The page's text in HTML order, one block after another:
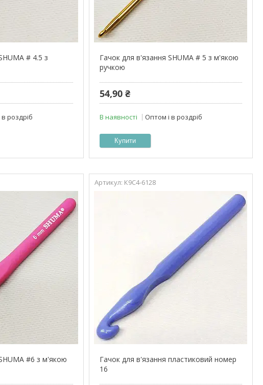
# 4.5 з
роздріб
Гачок для в'язання SHUMA # 5 з м'якою
ручкою
54,90 ₴
В наявності Оптом і в роздріб
Купити
#6 з м'якою
К9С4-6128
Гачок для в'язання пластиковий номер
16